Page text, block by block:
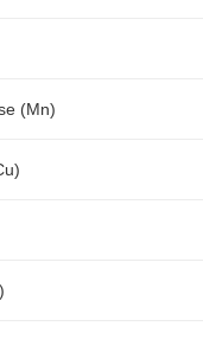
(Mn)